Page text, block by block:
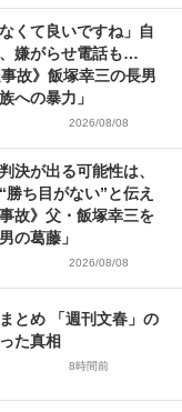
くて良いですね」自
嫌がらせ電話も…
故》飯塚幸三の長男
への暴力」
2026/08/08
決が出る可能性は、
ち目がない”と伝え
故》父・飯塚幸三を
の葛藤」
2026/08/08
とめ 「週刊文春」の
た真相
8時間前